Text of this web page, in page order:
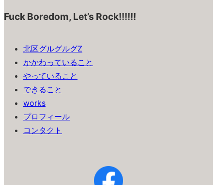
Fuck Boredom, Let’s Rock!!!!!!
北区グルグルグZ
かかわっていること
やっていること
できること
works
プロフィール
コンタクト